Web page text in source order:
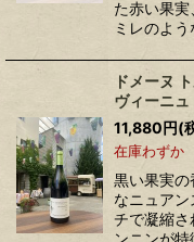
た赤い果
ミレのよ
ドメーヌ
ヴィーニ
11,880円(
在庫わずか
黒い果実の
なニュア
チで凝縮さ
ンニンが